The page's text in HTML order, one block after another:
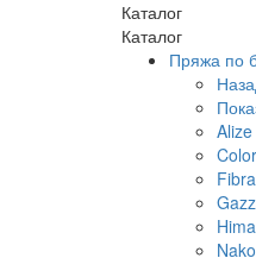
Каталог
Каталог
Пряжа по
Alize
Nako